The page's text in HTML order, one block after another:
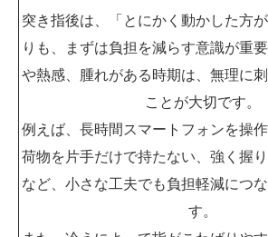
突き指後は、「とにかく動かした方
りも、まずは負担を減らす意識が重
や熱感、腫れがある時期は、無理に
ことが大切です。
例えば、長時間スマートフォンを操
荷物を片手だけで持たない、強く握
など、小さな工夫でも負担軽減につ
す。